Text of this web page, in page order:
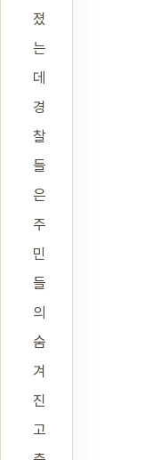
졌
는
데
경
찰
들
은
주
민
들
의
숨
겨
진
고